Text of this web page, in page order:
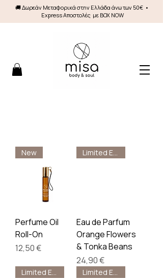
🚚 Δωρεάν Mεταφορικά στην Ελλάδα άνω των 50€ •
Express Αποστολές με BOX NOW
New
Perfume Oil
Roll-On
Τιμή
12,50 €
Limited Edition
Eau de Parfum
Orange Flowers
& Tonka Beans
Τιμή
24,90 €
Limited Edition Limited Edition